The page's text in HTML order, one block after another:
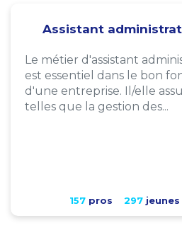
Assistant
Le métier d'assistant
est essentiel dans le bon
d'une entreprise. Il/elle
telles que la gestion des...
157pros 297jeunes